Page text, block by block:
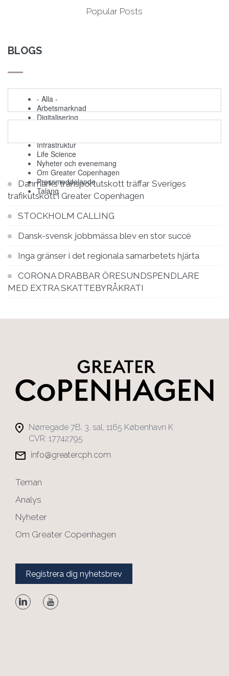
Popular Posts
BLOGS
- Alla -
Arbetsmarknad
Digitalisering
Infrastruktur
Life Science
Nyheter och evenemang
Om Greater Copenhagen
Pressmeddelande
Talang
Danmarks transportutskott träffar Sveriges
trafikutskott i Greater Copenhagen
STOCKHOLM CALLING
Dansk-svensk jobbmässa blev en stor succé
Inga gränser i det regionala samarbetets hjärta
CORONA DRABBAR ÖRESUNDSPENDLARE
MED EXTRA SKATTEBYRÅKRATI
Nørregade 7B, 3. sal, 1165 København K
CVR: 17742795
info@greatercph.com
Teman
Analys
Nyheter
Om Greater Copenhagen
Registrera dig nyhetsbrev